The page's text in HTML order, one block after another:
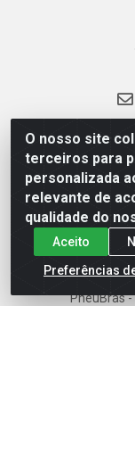
O nosso site
terceiros para
personalizada
relevante de
qualidade do
Aceito
Preferências
PneuBras -